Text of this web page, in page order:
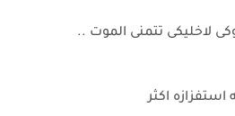
لاخليكى تتمنى الموت ..
اكثر